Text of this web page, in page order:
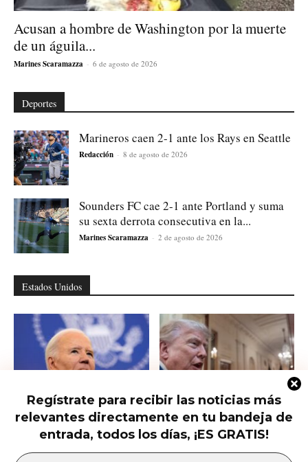
Regístrate para recibir las noticias más
relevantes directamente en tu bandeja de
entrada, todos los días, ¡ES GRATIS!
Acusan a hombre de Washington por la muerte
de un águila...
Marines Scaramazza - 6 de agosto de 2026
Deportes
Marineros caen 2-1 ante los Rays en Seattle
Redacción - 8 de agosto de 2026
Sounders FC cae 2-1 ante Portland y suma
su sexta derrota consecutiva en la...
Marines Scaramazza - 2 de agosto de 2026
Estados Unidos
Hunter Biden habla del cáncer de
su padre que avanzó hasta...
Qué saber del nuevo intento de
Trump de limitar la ciudadanía...